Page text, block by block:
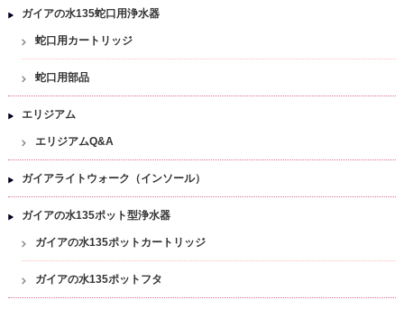
ガイアの水135蛇口用浄水器
蛇口用カートリッジ
蛇口用部品
エリジアム
エリジアムQ&A
ガイアライトウォーク（インソール）
ガイアの水135ポット型浄水器
ガイアの水135ポットカートリッジ
ガイアの水135ポットフタ